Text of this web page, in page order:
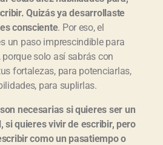
Quizás ya desarrollaste
consciente. Por eso, el
un paso imprescindible para
porque solo así sabrás con
fortalezas, para potenciarlas,
para suplirlas.
necesarias si quieres ser un
si quieres vivir de escribir, pero
como un pasatiempo o